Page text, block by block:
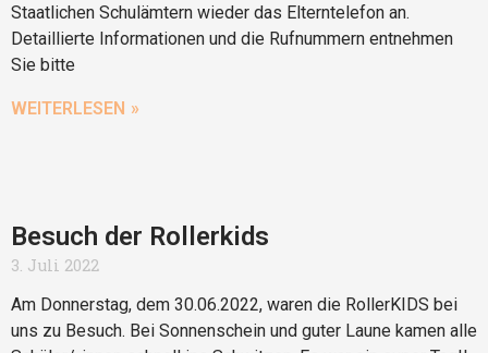
Staatlichen Schulämtern wieder das Elterntelefon an.
Detaillierte Informationen und die Rufnummern entnehmen
Sie bitte
WEITERLESEN »
Besuch der Rollerkids
3. Juli 2022
Am Donnerstag, dem 30.06.2022, waren die RollerKIDS bei
uns zu Besuch. Bei Sonnenschein und guter Laune kamen alle